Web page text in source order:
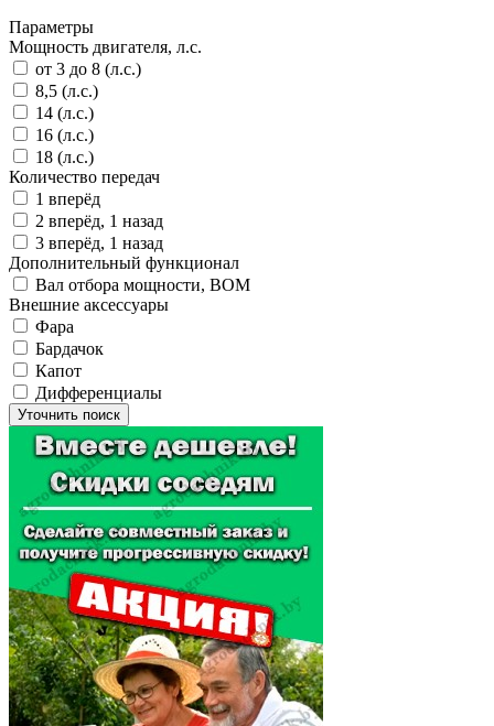
Параметры
Мощность двигателя, л.с.
от 3 до 8 (л.с.)
8,5 (л.с.)
14 (л.с.)
16 (л.с.)
18 (л.с.)
Количество передач
1 вперёд
2 вперёд, 1 назад
3 вперёд, 1 назад
Дополнительный функционал
Вал отбора мощности, ВОМ
Внешние аксессуары
Фара
Бардачок
Капот
Дифференциалы
Уточнить поиск